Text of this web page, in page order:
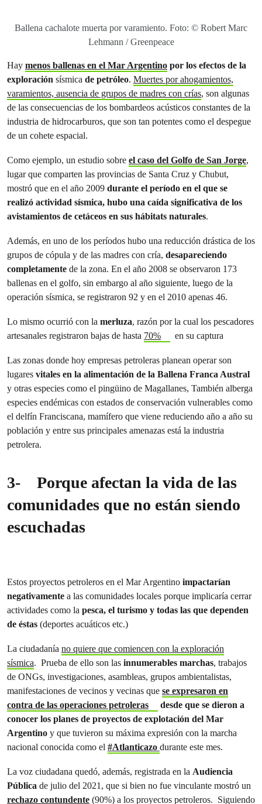
Ballena cachalote muerta por varamiento. Foto: © Robert Marc
Lehmann / Greenpeace
Hay menos ballenas en el Mar Argentino por los efectos de la
exploración sísmica de petróleo. Muertes por ahogamientos,
varamientos, ausencia de grupos de madres con crías, son algunas
de las consecuencias de los bombardeos acústicos constantes de la
industria de hidrocarburos, que son tan potentes como el despegue
de un cohete espacial.
Como ejemplo, un estudio sobre el caso del Golfo de San Jorge,
lugar que comparten las provincias de Santa Cruz y Chubut,
mostró que en el año 2009 durante el período en el que se
realizó actividad sísmica, hubo una caída significativa de los
avistamientos de cetáceos en sus hábitats naturales.
Además, en uno de los períodos hubo una reducción drástica de los
grupos de cópula y de las madres con cría, desapareciendo
completamente de la zona. En el año 2008 se observaron 173
ballenas en el golfo, sin embargo al año siguiente, luego de la
operación sísmica, se registraron 92 y en el 2010 apenas 46.
Lo mismo ocurrió con la merluza, razón por la cual los pescadores
artesanales registraron bajas de hasta 70% en su captura
Las zonas donde hoy empresas petroleras planean operar son
lugares vitales en la alimentación de la Ballena Franca Austral
y otras especies como el pingüino de Magallanes, También alberga
especies endémicas con estados de conservación vulnerables como
el delfín Franciscana, mamífero que viene reduciendo año a año su
población y entre sus principales amenazas está la industria
petrolera.
3-
Porque afectan la vida de las
comunidades que no están siendo
escuchadas
Estos proyectos petroleros en el Mar Argentino impactarían
negativamente a las comunidades locales porque implicaría cerrar
actividades como la pesca, el turismo y todas las que dependen
de éstas (deportes acuáticos etc.)
La ciudadanía no quiere que comiencen con la exploración
sísmica. Prueba de ello son las innumerables marchas, trabajos
de ONGs, investigaciones, asambleas, grupos ambientalistas,
manifestaciones de vecinos y vecinas que se expresaron en
contra de las operaciones petroleras
desde que se dieron a
conocer los planes de proyectos de explotación del Mar
Argentino y que tuvieron su máxima expresión con la marcha
nacional conocida como el #Atlanticazo durante este mes.
La voz ciudadana quedó, además, registrada en la Audiencia
Pública de julio del 2021, que si bien no fue vinculante mostró un
rechazo contundente (90%) a los proyectos petroleros. Siguiendo